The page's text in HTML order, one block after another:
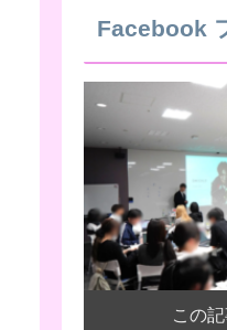
Facebook
この